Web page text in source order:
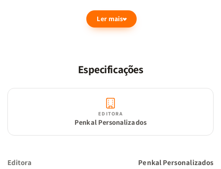
Deus está sempre presente.
Transforme um momento simples em uma experiência de
“Em tudo dai graças.” – 1 Tessalonicenses 5:18
Ler mais
Especificações
EDITORA
Penkal Personalizados
Editora Penkal Personalizados